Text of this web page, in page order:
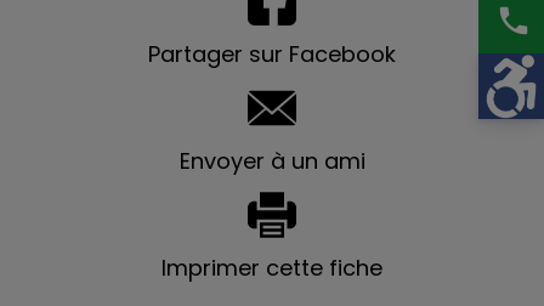
Partager sur Facebook
Envoyer à un ami
Imprimer cette fiche
phone